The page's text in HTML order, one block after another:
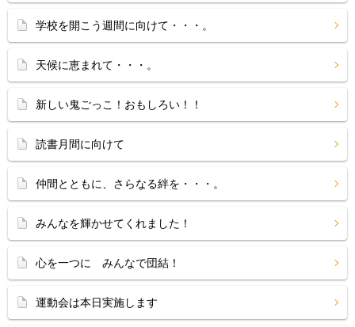
学校を開こう週間に向けて・・・。
天候に恵まれて・・・。
新しい鬼ごっこ！おもしろい！！
読書月間に向けて
仲間とともに、さらなる絆を・・・。
みんなを輝かせてくれました！
心を一つに みんなで団結！
運動会は本日実施します